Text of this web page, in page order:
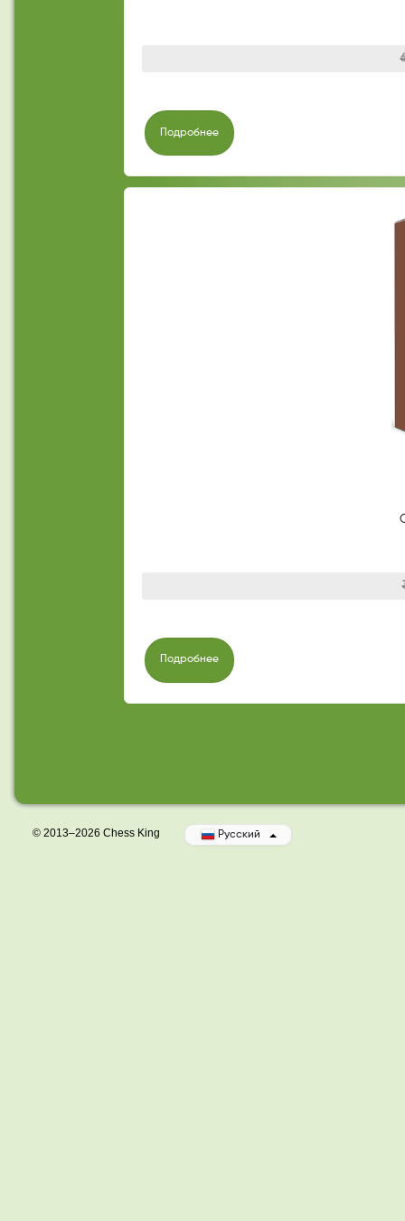
Подробнее
Подробнее
© 2013–2026 Chess King Русский